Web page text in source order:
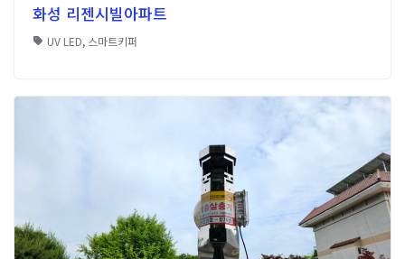
화성 리젠시빌아파트
UV LED, 스마트키퍼